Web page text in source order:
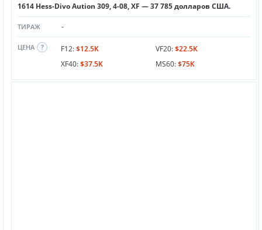
1614 Hess-Divo Aution 309, 4-08, XF — 37 785 долларов США.
ТИРАЖ -
ЦЕНА F12:$12.5K VF20:$22.5K
XF40:$37.5K MS60:$75K